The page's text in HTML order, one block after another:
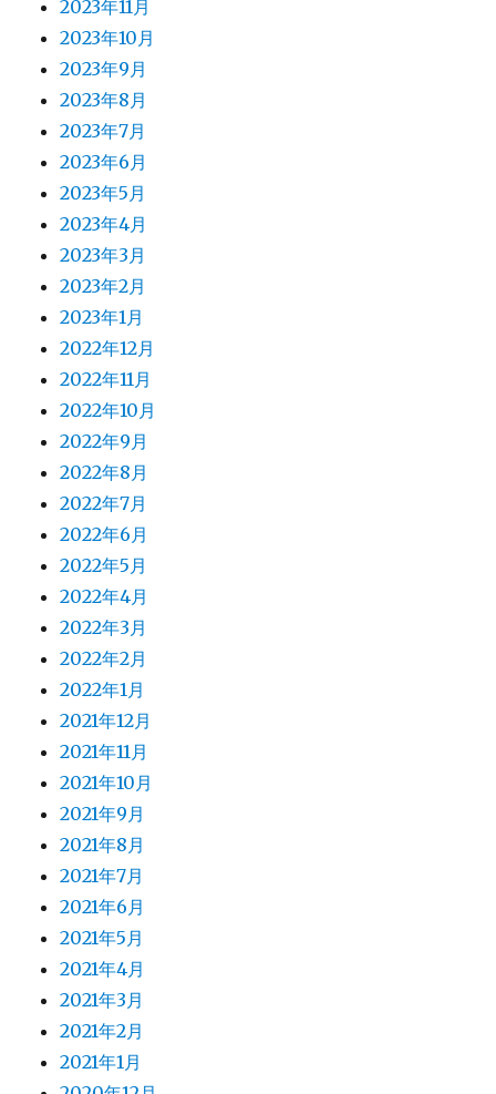
2023年11月
2023年10月
2023年9月
2023年8月
2023年7月
2023年6月
2023年5月
2023年4月
2023年3月
2023年2月
2023年1月
2022年12月
2022年11月
2022年10月
2022年9月
2022年8月
2022年7月
2022年6月
2022年5月
2022年4月
2022年3月
2022年2月
2022年1月
2021年12月
2021年11月
2021年10月
2021年9月
2021年8月
2021年7月
2021年6月
2021年5月
2021年4月
2021年3月
2021年2月
2021年1月